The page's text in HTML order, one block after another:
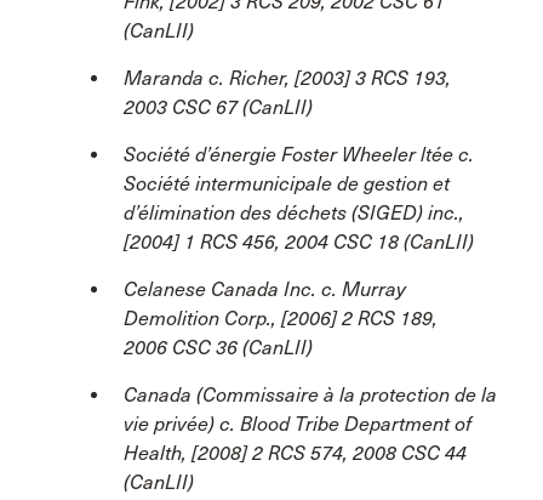
(CanLII)
Maranda c. Richer, [2003] 3 RCS 193,
2003 CSC 67 (CanLII)
Société d’énergie Foster Wheeler ltée c.
Société intermunicipale de gestion et
d’élimination des déchets (SIGED) inc.,
[2004] 1 RCS 456, 2004 CSC 18 (CanLII)
Celanese Canada Inc. c. Murray
Demolition Corp., [2006] 2 RCS 189,
2006 CSC 36 (CanLII)
Canada (Commissaire à la protection de la
vie privée) c. Blood Tribe Department of
Health, [2008] 2 RCS 574, 2008 CSC 44
(CanLII)